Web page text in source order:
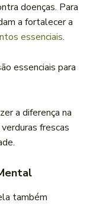
doenças. Para
a fortalecer a
essenciais.
essenciais para
a diferença na
frescas
também